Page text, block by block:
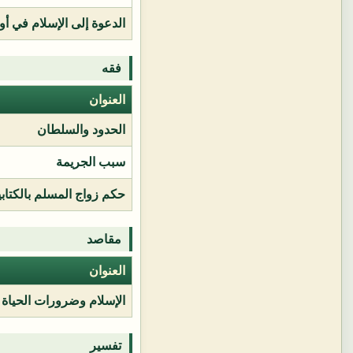
الدعوة إلى الإسلام في
فقه
العنوان
الحدود والسلطان
سبب الجريمة
حكم زواج المسلم
مقاصد
العنوان
الإسلام وضرورات الحياة
تفسير